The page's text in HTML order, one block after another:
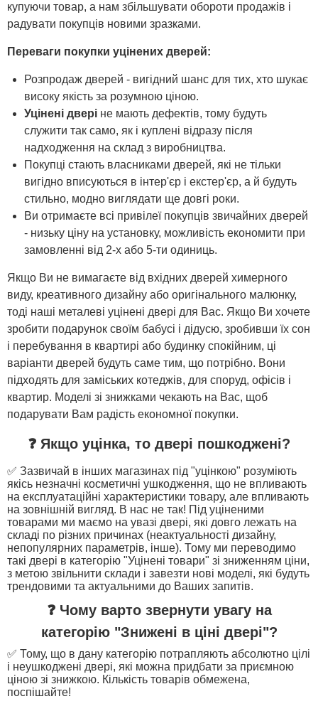
купуючи товар, а нам збільшувати обороти продажів і
радувати покупців новими зразками.
Переваги покупки уцінених дверей:
Розпродаж дверей - вигідний шанс для тих, хто шукає
високу якість за розумною ціною.
Уцінені двері не мають дефектів, тому будуть
служити так само, як і куплені відразу після
надходження на склад з виробництва.
Покупці стають власниками дверей, які не тільки
вигідно вписуються в інтер'єр і екстер'єр, а й будуть
стильно, модно виглядати ще довгі роки.
Ви отримаєте всі привілеї покупців звичайних дверей
- низьку ціну на установку, можливість економити при
замовленні від 2-х або 5-ти одиниць.
Якщо Ви не вимагаєте від вхідних дверей химерного
виду, креативного дизайну або оригінального малюнку,
тоді наші металеві уцінені двері для Вас. Якщо Ви хочете
зробити подарунок своїм бабусі і дідусю, зробивши їх сон
і перебування в квартирі або будинку спокійним, ці
варіанти дверей будуть саме тим, що потрібно. Вони
підходять для заміських котеджів, для споруд, офісів і
квартир. Моделі зі знижками чекають на Вас, щоб
подарувати Вам радість економної покупки.
❓ Якщо уцінка, то двері пошкоджені?
✅ Зазвичай в інших магазинах під "уцінкою" розуміють
якісь незначні косметичні ушкодження, що не впливають
на експлуатаційні характеристики товару, але впливають
на зовнішній вигляд. В нас не так! Під уціненими
товарами ми маємо на увазі двері, які довго лежать на
складі по різних причинах (неактуальності дизайну,
непопулярних параметрів, інше). Тому ми переводимо
такі двері в категорію "Уцінені товари" зі зниженням ціни,
з метою звільнити склади і завезти нові моделі, які будуть
трендовими та актуальними до Ваших запитів.
❓ Чому варто звернути увагу на
категорію "Знижені в ціні двері"?
✅ Тому, що в дану категорію потрапляють абсолютно цілі
і неушкоджені двері, які можна придбати за приємною
ціною зі знижкою. Кількість товарів обмежена,
поспішайте!